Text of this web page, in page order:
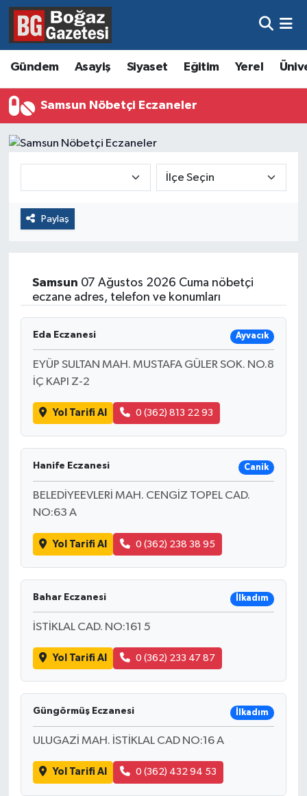
Gündem Asayiş Siyaset Eğitim Yerel
Samsun Nöbetçi Eczaneler
Paylaş
Samsun 07 Ağustos 2026 Cuma nöbetçi
eczane adres, telefon ve konumları
Eda Eczanesi Ayvacık
EYÜP SULTAN MAH. MUSTAFA GÜLER SOK. NO.8
İÇ KAPI Z-2
Yol Tarifi Al 0 (362) 813 22 93
Hanife Eczanesi Canik
BELEDİYEEVLERİ MAH. CENGİZ TOPEL CAD.
NO:63 A
Yol Tarifi Al 0 (362) 238 38 95
Bahar Eczanesi İlkadım
İSTİKLAL CAD. NO:161 5
Yol Tarifi Al 0 (362) 233 47 87
Güngörmüş Eczanesi İlkadım
ULUGAZİ MAH. İSTİKLAL CAD NO:16 A
Yol Tarifi Al 0 (362) 432 94 53
Asayiş
Eğitim
Ekonomi
Kültür ve Sanat
Magazin
Sağlık
Hava Durumu
Trafik Durumu
Süper Lig Puan Durumu ve Fikstür
Son Dakika Haberleri
Haber Arşivi